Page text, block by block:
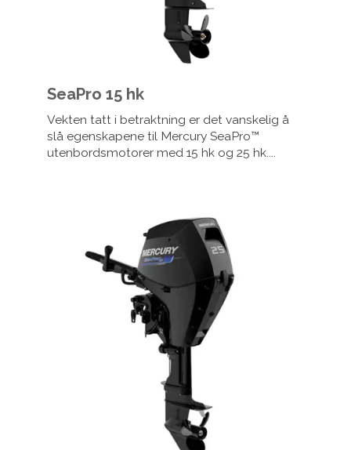
SeaPro 15 hk
Vekten tatt i betraktning er det vanskelig å
slå egenskapene til Mercury SeaPro™
utenbordsmotorer med 15 hk og 25 hk....